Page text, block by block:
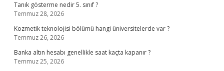
Tanık gösterme nedir 5. sınıf ?
Temmuz 28, 2026
Kozmetik teknolojisi bölümü hangi üniversitelerde var ?
Temmuz 26, 2026
Banka altın hesabı genellikle saat kaçta kapanır ?
Temmuz 25, 2026